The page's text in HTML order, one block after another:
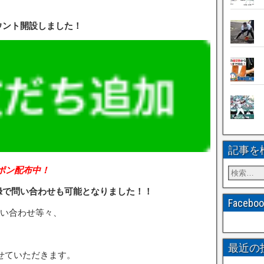
ト開設しました！
ン配布中！
問い合わせも可能となりました！！
合わせ等々、
いただきます。
記事を
最近の